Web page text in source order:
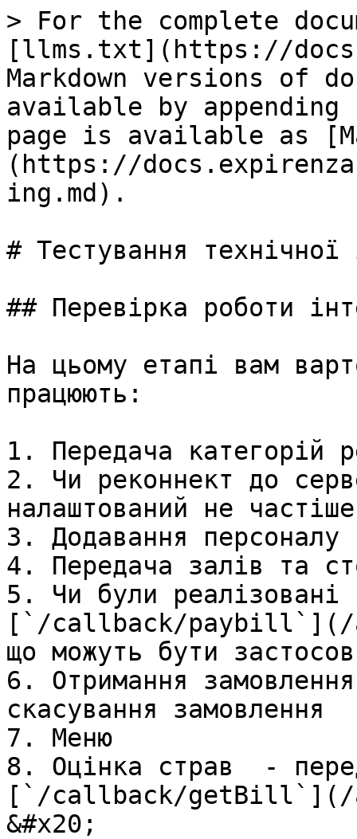
> For the complete
[llms.txt](https://
Markdown versions of
available by
page is available as
(https://
ing.md).
# Тестування технічної
## Перевірка роботи
На цьому етапі вам
працюють:
1. Передача категорій
2. Чи реконнект до
налаштований не
3. Додавання персоналу
4. Передача залів та
5. Чи були
[`/callback/paybill`](/
що можуть бути
6. Отримання
скасування замовлення
7. Меню
8. Оцінка страв  -
[`/callback/getBill`](/
&#x20;